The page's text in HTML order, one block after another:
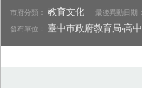
市府分類：教育文化 最後異動日期
發布單位：臺中市政府教育局‧高